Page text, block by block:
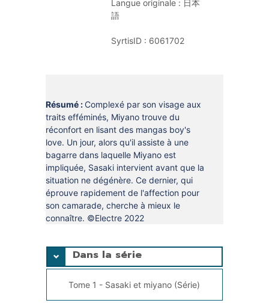
CRÉATHÈQUE
JOUER EN BIBLIOTHÈQUES
PORTAGE À DOMICILE
BOÎTES DE RETOUR 24H/24
POUR LES PROS
TOUS LES SERVICES
POUR LES PROS
Langue originale : 日本
語
SyrtisID : 6061702
Résumé : Complexé par son visage aux
traits efféminés, Miyano trouve du
réconfort en lisant des mangas boy's
love. Un jour, alors qu'il assiste à une
bagarre dans laquelle Miyano est
impliquée, Sasaki intervient avant que la
situation ne dégénère. Ce dernier, qui
éprouve rapidement de l'affection pour
son camarade, cherche à mieux le
connaître. ©Electre 2022
Dans la série
Tome 1 - Sasaki et miyano (Série)